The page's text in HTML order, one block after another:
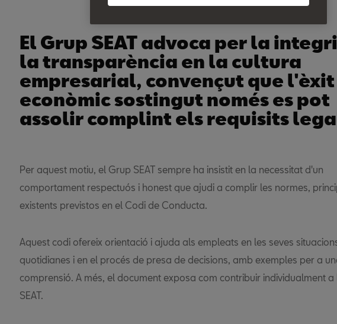
El Grup SEAT advoca per la
la transparència en la cultura
empresarial, convençut que l'èxit
econòmic sostingut només es pot
assolir complint els requisits
Per aquest motiu, el Grup SEAT sempre ha insistit en la necessitat d'un
comportament respectuós i honest que ajudi a complir les normes,
existents previstos en el Codi de Conducta.
Aquest codi ofereix orientació i ajuda als empleats en les seves
quotidianes i en el procés de presa de decisions, amb exemples per a
comprensió. A més, el document exposa com contribuir individualment a
SEAT.